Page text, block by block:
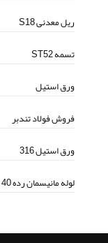
ریل معدنی S18
تسمه ST52
ورق استیل
فروش فولاد تندبر
ورق استیل 316
لوله مانیسمان رده 40